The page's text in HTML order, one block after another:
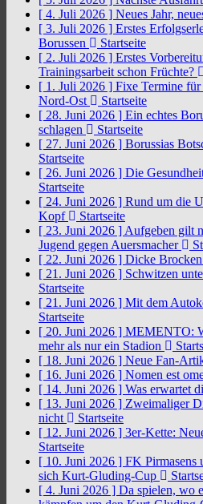
[ 4. Juli 2026 ] Neues Jahr,
[ 3. Juli 2026 ] Erstes
Borussen
Startseite
[ 2. Juli 2026 ] Erstes
Trainingsarbeit schon Früchte?
[ 1. Juli 2026 ] Fixe Termine für
Nord-Ost
Startseite
[ 28. Juni 2026 ] Ein echtes
schlagen
Startseite
[ 27. Juni 2026 ] Borussias
Startseite
[ 26. Juni 2026 ] Die
Startseite
[ 24. Juni 2026 ] Rund um die
Kopf
Startseite
[ 23. Juni 2026 ] Aufgeben gilt
Jugend gegen Auersmacher
[ 22. Juni 2026 ] Dicke
[ 21. Juni 2026 ] Schwitzen
Startseite
[ 21. Juni 2026 ] Mit dem
Startseite
[ 20. Juni 2026 ] MEMENTO:
mehr als nur ein Stadion
[ 18. Juni 2026 ] Neue Fan-
[ 16. Juni 2026 ] Nomen est
[ 14. Juni 2026 ] Was erwartet
[ 13. Juni 2026 ] Zweimaliger
nicht
Startseite
[ 12. Juni 2026 ] 3er-Kette:
Startseite
[ 10. Juni 2026 ] FK Pirmasens
sich Kurt-Gluding-Cup
[ 4. Juni 2026 ] Da spielen, wo